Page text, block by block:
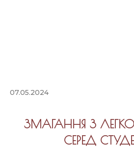
07.05.2024
ЗМАГАННЯ З
СЕРЕД